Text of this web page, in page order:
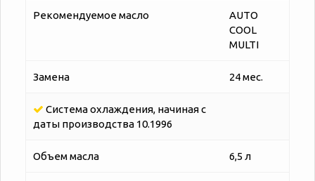
Рекомендуемое масло
AUTO
COOL
MULTI
Замена 24 мес.
Система охлаждения, начиная с
даты производства 10.1996
Объем масла 6,5 л